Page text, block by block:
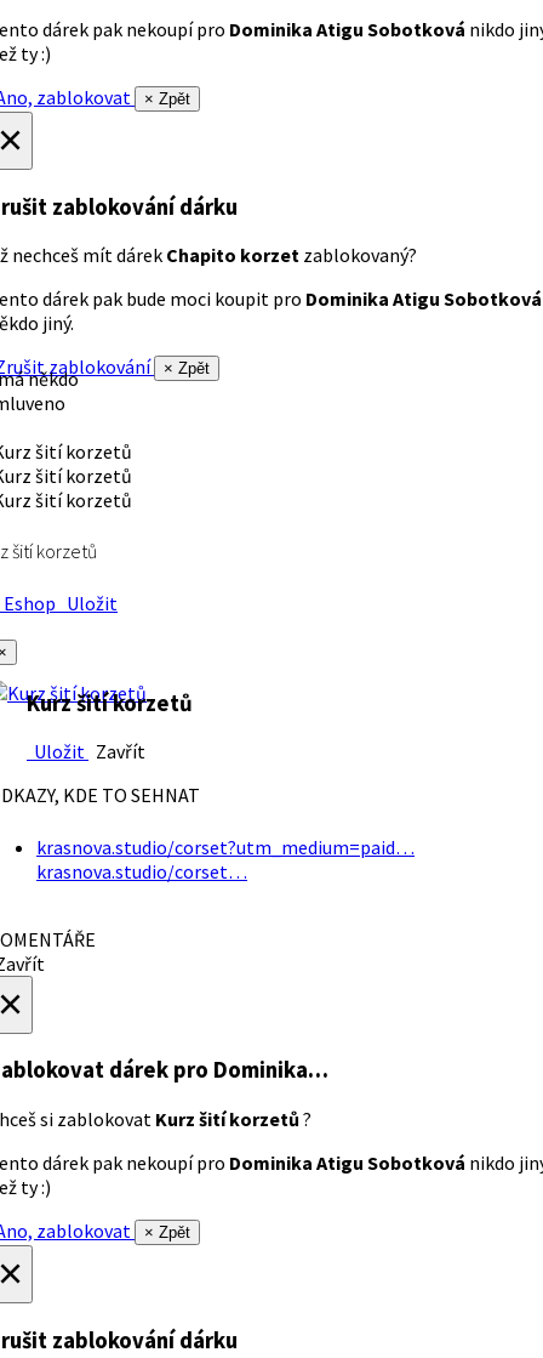
dárek pak nekoupí pro Dominika Atigu Sobotková nikdo
ty :)
zablokovat
× Zpět
zablokování dárku
nechceš mít dárek Chapito korzet zablokovaný?
dárek pak bude moci koupit pro Dominika Atigu Sobotková
jiný.
zablokování
× Zpět
někdo
šití korzetů
Uložit
Kurz šití korzetů
Uložit Zavřít
KDE TO SEHNAT
krasnova.studio/corset?utm_medium=paid…
krasnova.studio/corset…
dárek pro Dominika…
si zablokovat Kurz šití korzetů ?
dárek pak nekoupí pro Dominika Atigu Sobotková nikdo
ty :)
zablokovat
× Zpět
zablokování dárku